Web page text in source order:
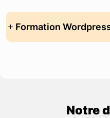
Formation
Notre